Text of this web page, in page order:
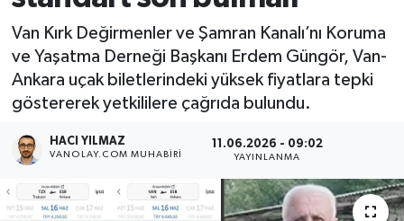
Van Kırk Değirmenler ve Şamran Kanalı’nı Koruma
ve Yaşatma Derneği Başkanı Erdem Güngör, Van-
Ankara uçak biletlerindeki yüksek fiyatlara tepki
göstererek yetkililere çağrıda bulundu.
HACI YILMAZ
VANOLAY.COM MUHABIRI
11.06.2026 - 09:02
YAYINLANMA
Bilim & Teknoloji
Dünya
RESMİ İLANLAR
Tüm Manşetler
Son Dakika Haberleri
Haber Arşivi